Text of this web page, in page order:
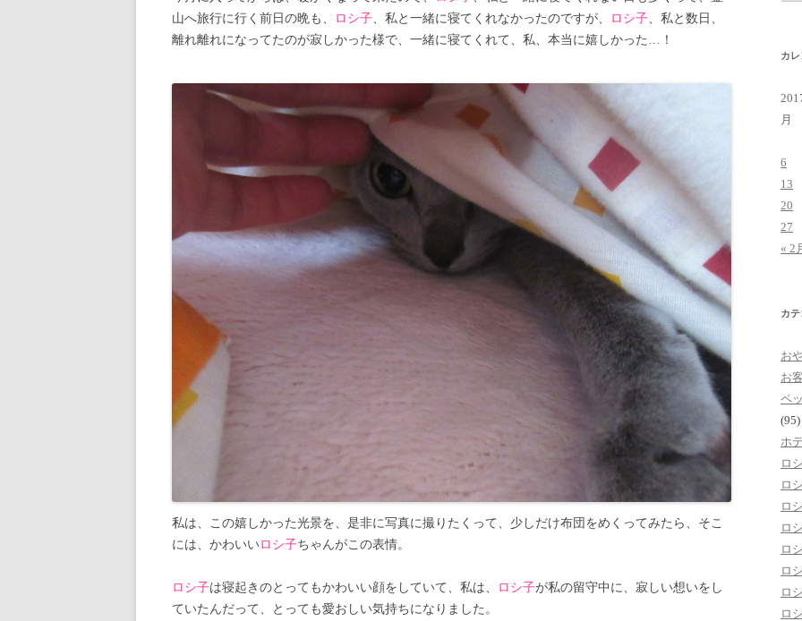
山へ旅行に行く前日の晩も、
ロシ子 、私と一緒に寝てくれなかったのですが、 ロシ子 、私と数日、
離れ離れになってたのが寂しかった様で、一緒に寝てくれて、私、本当に嬉しかった…！
私は、この嬉しかった光景を、是非に写真に撮りたくって、少しだけ布団をめくってみたら、そこ
には、かわいいロシ子ちゃんがこの表情。
ロシ子は寝起きのとってもかわいい顔をしていて、私は、 ロシ子が私の留守中に、寂しい想いをし
ていたんだって、とっても愛おしい気持ちになりました。
カ
カ
月
6
13
20
27
« 2
カ
お
お
ペ
(95)
ホ
ロ
ロ
ロ
ロ
ロ
ロ
ロ
ロ